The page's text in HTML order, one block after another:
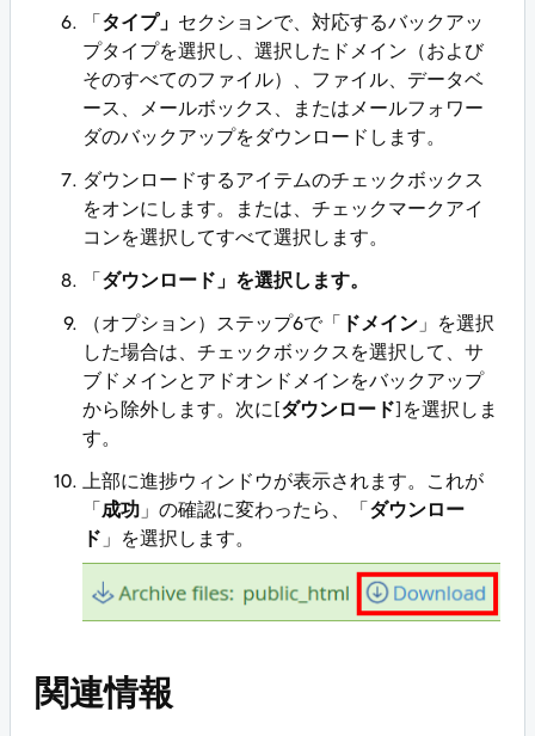
「 タイプ」 セクションで、対応するバックアッ
プタイプを選択し、選択したドメイン（および
そのすべてのファイル）、ファイル、データベ
ース、メールボックス、またはメールフォワー
ダのバックアップをダウンロードします。
ダウンロードするアイテムのチェックボックス
をオンにします。または、チェックマークアイ
コンを選択してすべて選択します。
「 ダウンロード」を選択します。
（オプション）ステップ6で「 ドメイン 」を選択
した場合は、チェックボックスを選択して、サ
ブドメインとアドオンドメインをバックアップ
から除外します。次に[ダウンロード]を選択しま
す。
上部に進捗ウィンドウが表示されます。これが
「 成功 」の確認に変わったら、「 ダウンロー
ド 」を選択します。
関連情報